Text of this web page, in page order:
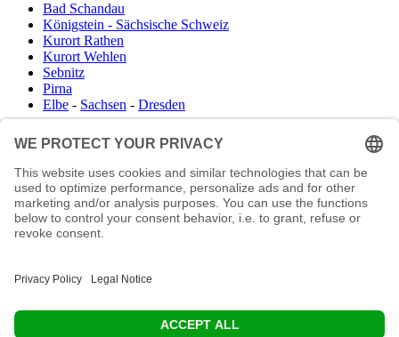
Bad Schandau
Königstein - Sächsische Schweiz
Kurort Rathen
Kurort Wehlen
Sebnitz
Pirna
Elbe - Sachsen - Dresden
Infocenter
Wanderkartenshop
Prospektdownload
Unterkunft Böhmisch Sächsische Schweiz
Veranstaltungskalender